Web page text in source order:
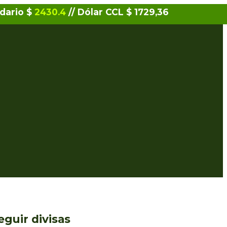
$ 2430.4 // Dólar CCL $ 1729,36
divisas